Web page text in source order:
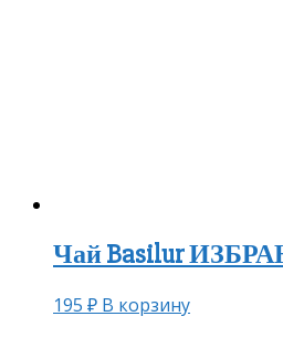
Чай Basilur
195 ₽ В корзину